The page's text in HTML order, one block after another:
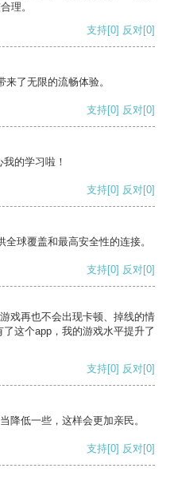
理。
支持[0] 反对[0]
了无限的流畅体验。
支持[0] 反对[0]
的学习啦！
支持[0] 反对[0]
球覆盖和最高安全性的连接。
支持[0] 反对[0]
戏再也不会出现卡顿、掉线的情
这个app，我的游戏水平提升了
支持[0] 反对[0]
降低一些，这样会更加亲民。
支持[0] 反对[0]